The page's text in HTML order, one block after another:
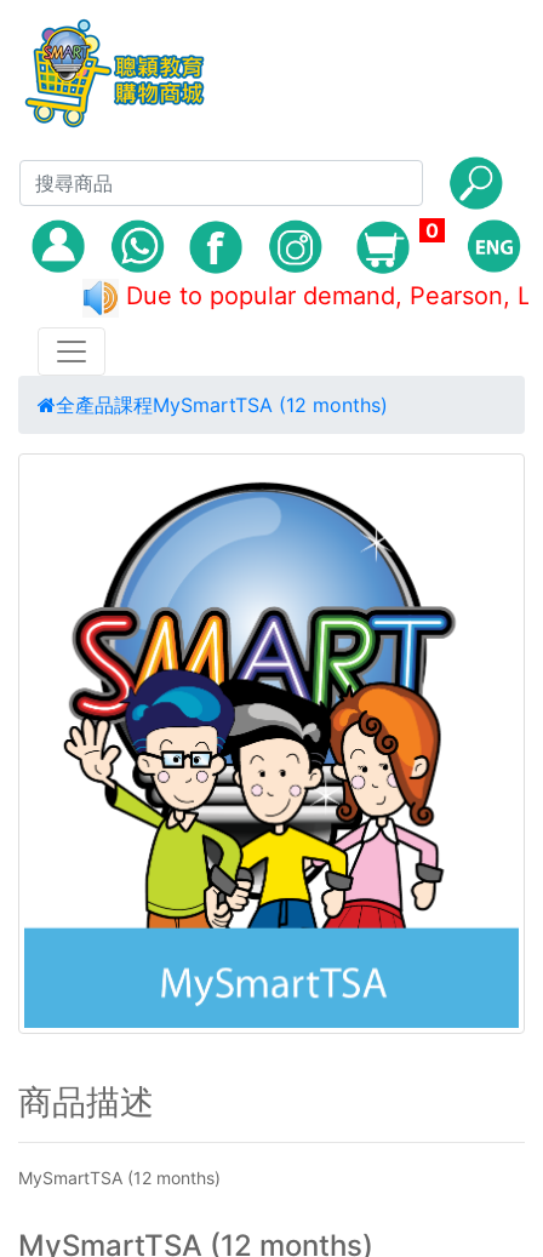
0
Due to popular demand, Pearson,
全產品課程MySmartTSA (12 months)
商品描述
MySmartTSA (12 months)
MySmartTSA (12 months)